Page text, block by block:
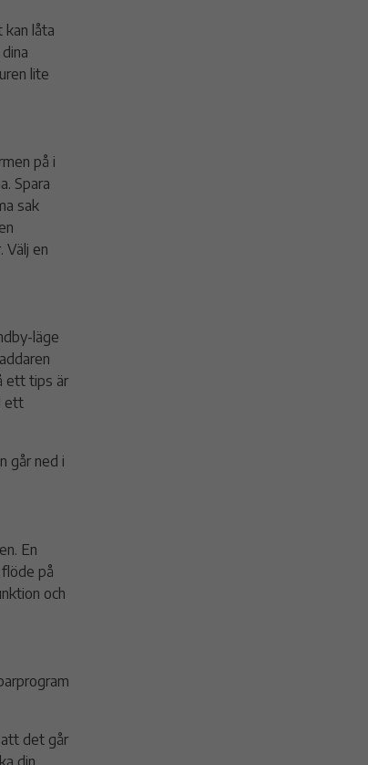
kan låta
lite
på i
Spara
sak
Välj en
läge
ett tips är
ett
går ned i
En
på
och
det går
din